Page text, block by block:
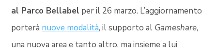
al Parco Bellabel per il 26 marzo. L’aggiornamento
porterà nuove modalità, il supporto al Gameshare,
una nuova area e tanto altro, ma insieme a lui